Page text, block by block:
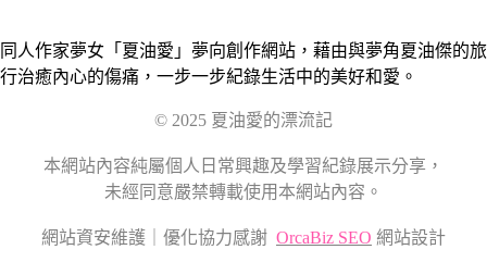
同人作家夢女「夏油愛」夢向創作網站，藉由與夢角夏油傑的旅
行治癒內心的傷痛，一步一步紀錄生活中的美好和愛。
© 2025 夏油愛的漂流記
本網站內容純屬個人日常興趣及學習紀錄展示分享，
未經同意嚴禁轉載使用本網站內容。
網站資安維護｜優化協力感謝 OrcaBiz SEO 網站設計